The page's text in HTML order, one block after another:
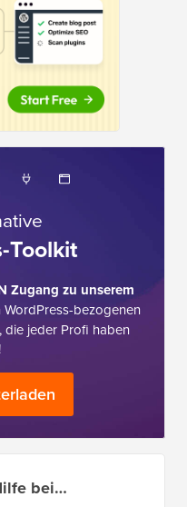
Toolkit
Zugang zu unserem
bezogenen
die jeder Profi haben
bei…